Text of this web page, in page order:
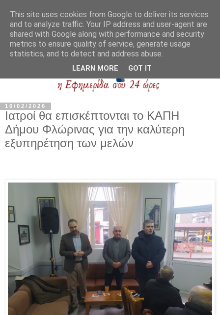
16/02/2026
Ιατροί θα επισκέπτονται το ΚΑΠΗ
Δήμου Φλώρινας για την καλύτερη
εξυπηρέτηση των μελών
This site uses cookies from Google to deliver its services
and to analyze traffic. Your IP address and user-agent are
shared with Google along with performance and security
metrics to ensure quality of service, generate usage
statistics, and to detect and address abuse.
LEARN MORE GOT IT